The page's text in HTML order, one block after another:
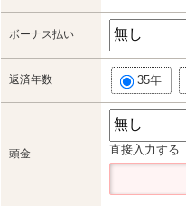
ボーナス払い
返済年数 35年
頭金 直接入力する